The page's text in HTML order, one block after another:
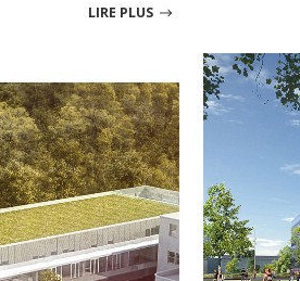
LIRE PLUS